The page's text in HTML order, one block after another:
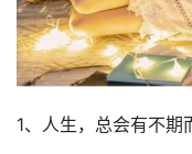
1、人生，总会有不期